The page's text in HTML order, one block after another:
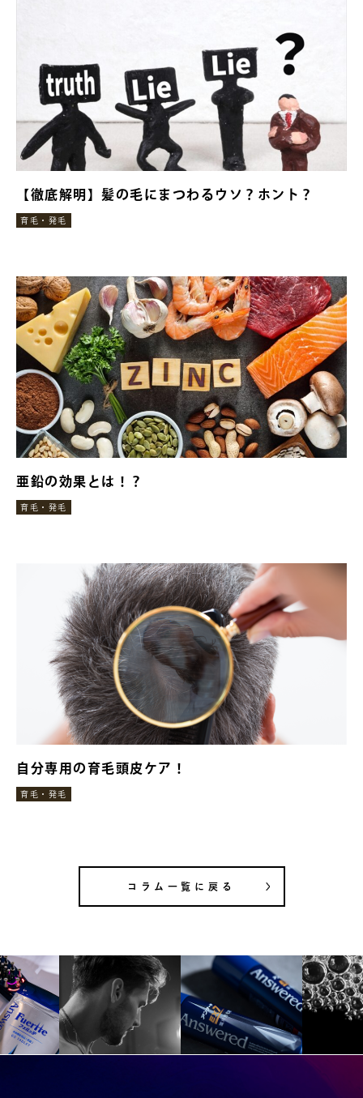
【徹底解明】髪の毛にまつわるウソ？ホント？
育毛・発毛
亜鉛の効果とは！？
育毛・発毛
自分専用の育毛頭皮ケア！
育毛・発毛
コラム一覧に戻る